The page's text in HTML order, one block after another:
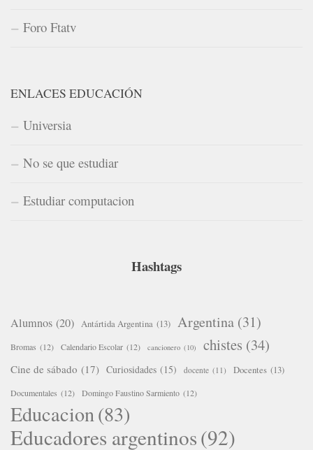
Foro Ftatv
ENLACES EDUCACIÓN
Universia
No se que estudiar
Estudiar computacion
Hashtags
Alumnos (20) Antártida Argentina (13) Argentina (31)
Bromas (12) Calendario Escolar (12) cancionero (10) chistes (34)
Cine de sábado (17) Curiosidades (15) docente (11) Docentes (13)
Documentales (12) Domingo Faustino Sarmiento (12)
Educacion(83)
Educadores argentinos(92)